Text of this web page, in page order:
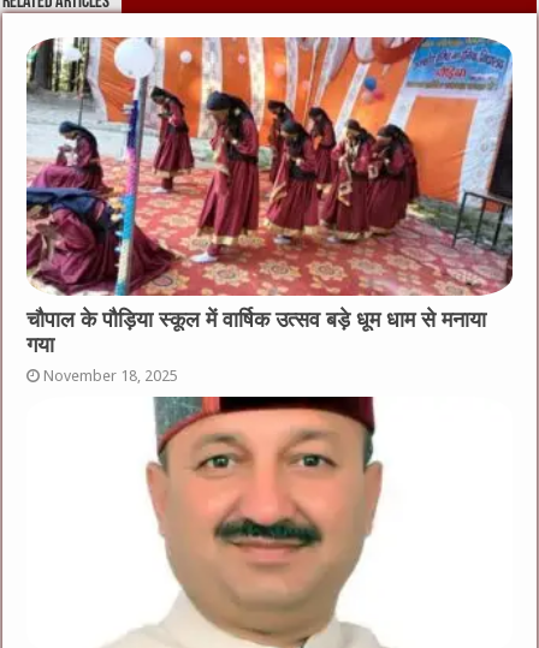
चौपाल के पौड़िया स्कूल में वार्षिक उत्सव बड़े धूम धाम से मनाया
गया
November 18, 2025